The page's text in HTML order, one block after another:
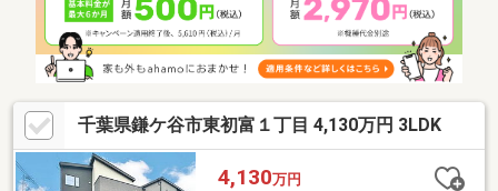
千葉県鎌ケ谷市東初富１丁目 4,130万円 3LDK
4,130万円